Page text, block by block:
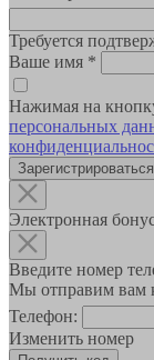
Требуется
Ваше имя *
Нажимая на
персональных
Зарегистрироваться
Электронная
Введите номер
Мы отправим вам
Телефон:
Изменить номер